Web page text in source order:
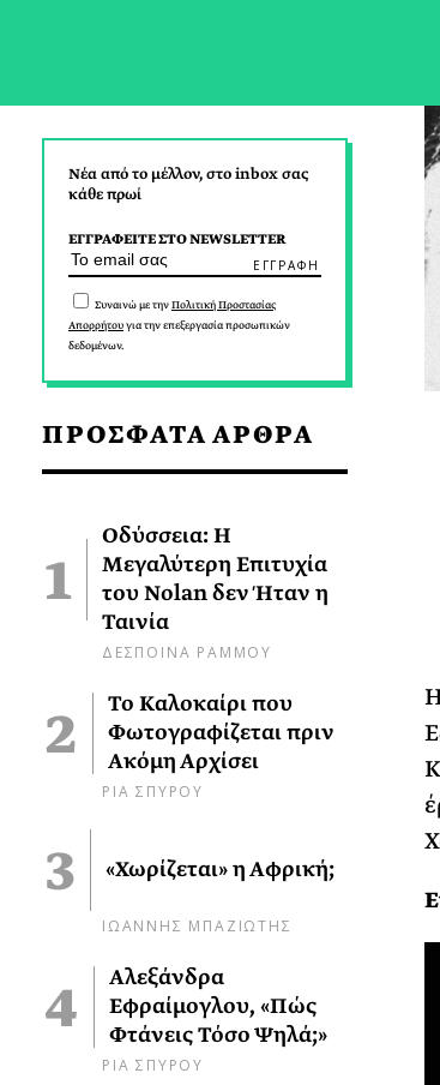
Νέα από το μέλλον, στο inbox σας
κάθε πρωί
ΕΓΓΡΑΦΕΙΤΕ ΣΤΟ NEWSLETTER
Συναινώ με τηνΠολιτική Προστασίας
Απορρήτουγια την επεξεργασία προσωπικών
δεδομένων.
ΠΡΟΣΦΑΤΑ ΑΡΘΡΑ
Οδύσσεια: Η
Μεγαλύτερη Επιτυχία
του Nolan δεν Ήταν η
Ταινία
ΔΕΣΠΟΙΝΑ ΡΑΜΜΟΥ
Το Καλοκαίρι που
Φωτογραφίζεται πριν
Ακόμη Αρχίσει
ΡΙΑ ΣΠΥΡΟΥ
«Χωρίζεται» η Αφρική;
ΙΩΑΝΝΗΣ ΜΠΑΖΙΩΤΗΣ
Αλεξάνδρα
Εφραίμογλου, «Πώς
Φτάνεις Τόσο Ψηλά;»
ΡΙΑ ΣΠΥΡΟΥ